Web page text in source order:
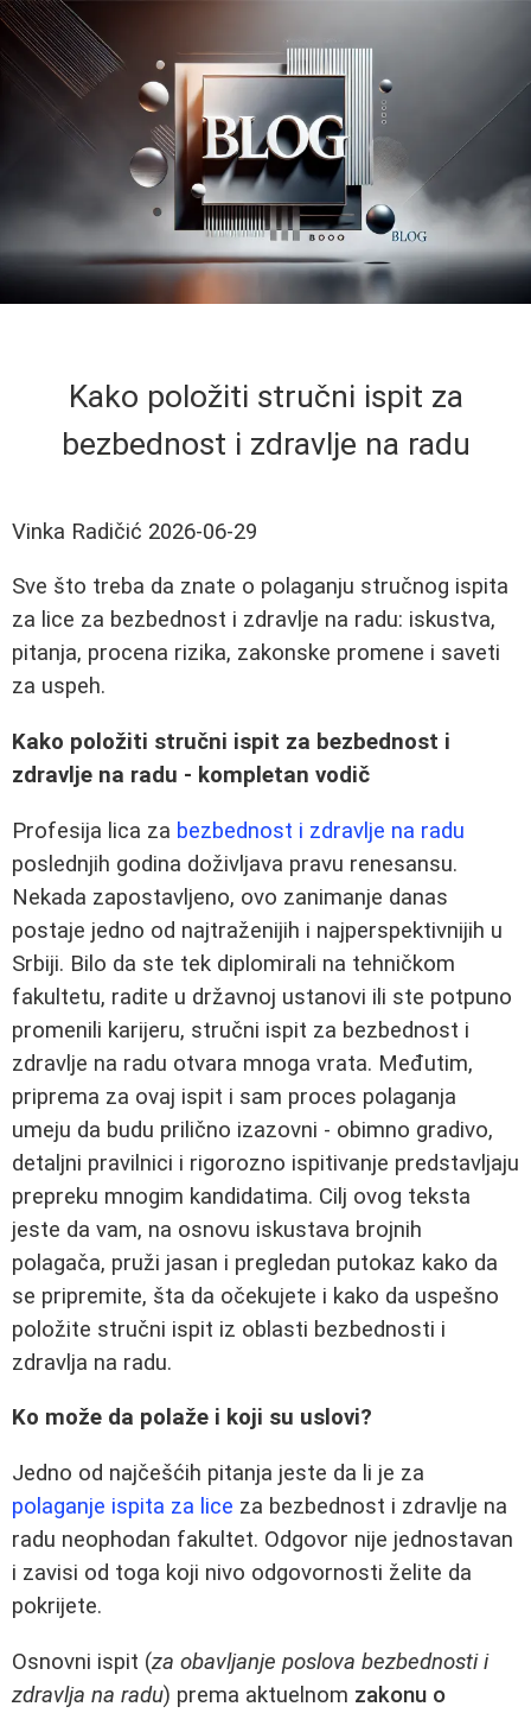
Kako položiti stručni ispit za
bezbednost i zdravlje na radu
Vinka Radičić 2026-06-29
Sve što treba da znate o polaganju stručnog ispita
za lice za bezbednost i zdravlje na radu: iskustva,
pitanja, procena rizika, zakonske promene i saveti
za uspeh.
Kako položiti stručni ispit za bezbednost i
zdravlje na radu - kompletan vodič
Profesija lica za bezbednost i zdravlje na radu
poslednjih godina doživljava pravu renesansu.
Nekada zapostavljeno, ovo zanimanje danas
postaje jedno od najtraženijih i najperspektivnijih u
Srbiji. Bilo da ste tek diplomirali na tehničkom
fakultetu, radite u državnoj ustanovi ili ste potpuno
promenili karijeru, stručni ispit za bezbednost i
zdravlje na radu otvara mnoga vrata. Međutim,
priprema za ovaj ispit i sam proces polaganja
umeju da budu prilično izazovni - obimno gradivo,
detaljni pravilnici i rigorozno ispitivanje predstavljaju
prepreku mnogim kandidatima. Cilj ovog teksta
jeste da vam, na osnovu iskustava brojnih
polagača, pruži jasan i pregledan putokaz kako da
se pripremite, šta da očekujete i kako da uspešno
položite stručni ispit iz oblasti bezbednosti i
zdravlja na radu.
Ko može da polaže i koji su uslovi?
Jedno od najčešćih pitanja jeste da li je za
polaganje ispita za lice za bezbednost i zdravlje na
radu neophodan fakultet. Odgovor nije jednostavan
i zavisi od toga koji nivo odgovornosti želite da
pokrijete.
Osnovni ispit (za obavljanje poslova bezbednosti i
zdravlja na radu) prema aktuelnom zakonu o